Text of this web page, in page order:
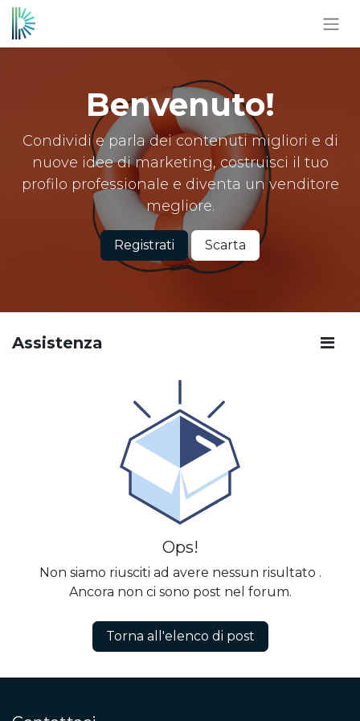
Benvenuto!
Condividi e parla dei contenuti migliori e di
nuove idee di marketing, costruisci il tuo
profilo professionale e diventa un venditore
megliore.
Registrati Scarta
Assistenza
Ops!
Non siamo riusciti ad avere nessun risultato .
Ancora non ci sono post nel forum.
Torna all'elenco di post